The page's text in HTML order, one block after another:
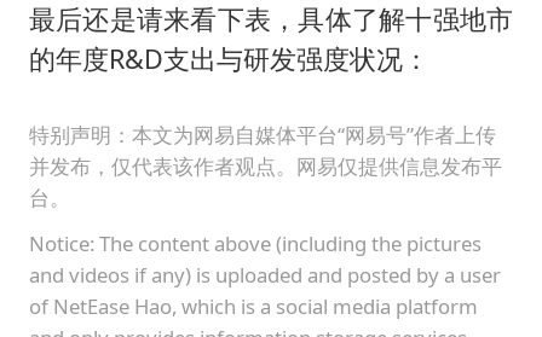
最后还是请来看下表，具体了解十强地市
的年度R&D支出与研发强度状况：
特别声明：本文为网易自媒体平台“网易号”作者上传
并发布，仅代表该作者观点。网易仅提供信息发布平
台。
Notice: The content above (including the pictures
and videos if any) is uploaded and posted by a user
of NetEase Hao, which is a social media platform